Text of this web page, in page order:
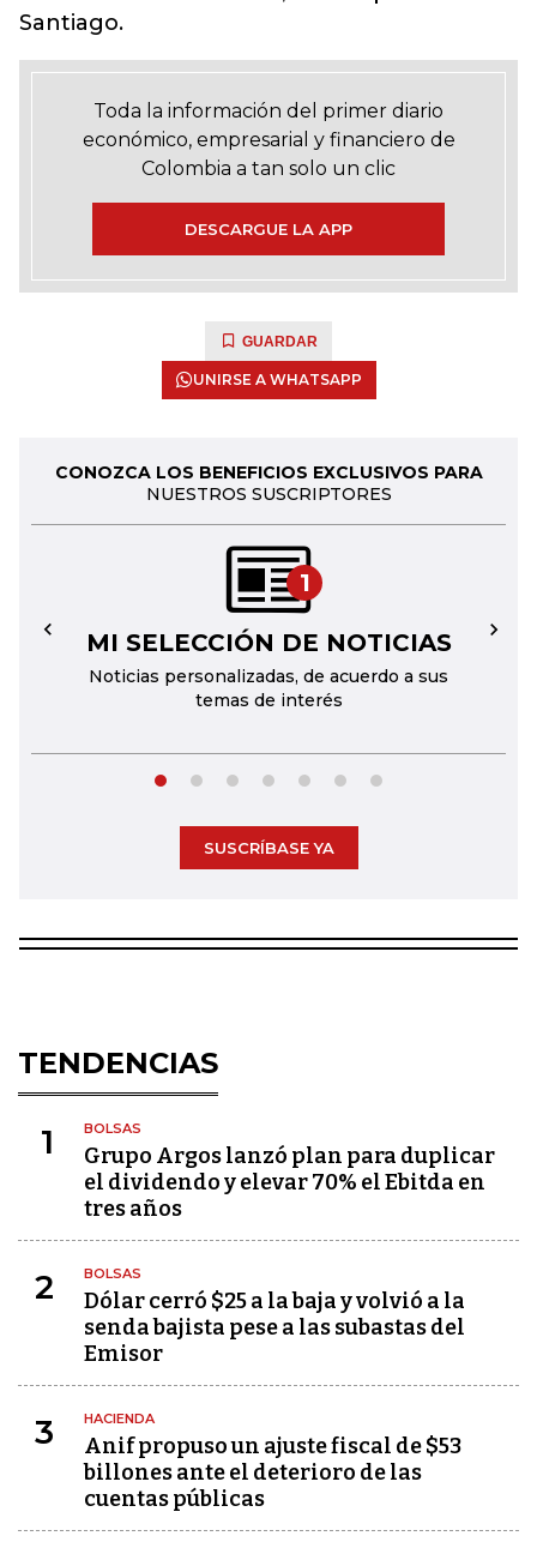
Santiago.
Toda la información del primer diario
económico, empresarial y financiero de
Colombia a tan solo un clic
DESCARGUE LA APP
GUARDAR
UNIRSE A WHATSAPP
CONOZCA LOS BENEFICIOS EXCLUSIVOS PARA
NUESTROS SUSCRIPTORES
1
MI SELECCIÓN DE NOTICIAS
Noticias personalizadas, de acuerdo a sus
temas de interés
← →
SUSCRÍBASE YA
TENDENCIAS
1 BOLSAS
Grupo Argos lanzó plan para duplicar
el dividendo y elevar 70% el Ebitda en
tres años
2 BOLSAS
Dólar cerró $25 a la baja y volvió a la
senda bajista pese a las subastas del
Emisor
3 HACIENDA
Anif propuso un ajuste fiscal de $53
billones ante el deterioro de las
cuentas públicas